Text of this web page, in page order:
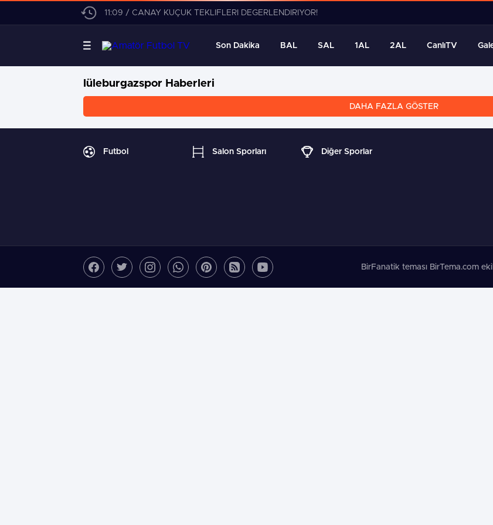
11:09 / CANAY KÜÇÜK TEKLİFLERİ DEĞERLENDİRİYOR!
Son Dakika BAL SAL 1AL 2AL CanlıTV
lüleburgazspor Haberleri
DAHA FAZLA GÖSTER
Futbol Salon Sporları Diğer Sporlar
BirFanatik teması BirTema.com